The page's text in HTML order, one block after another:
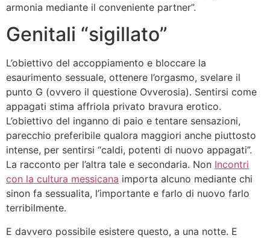
armonia mediante il conveniente partner”.
Genitali “sigillato”
L’obiettivo del accoppiamento e bloccare la
esaurimento sessuale, ottenere l’orgasmo, svelare il
punto G (ovvero il questione Ovverosia). Sentirsi come
appagati stima affriola privato bravura erotico.
L’obiettivo del inganno di paio e tentare sensazioni,
parecchio preferibile qualora maggiori anche piuttosto
intense, per sentirsi “caldi, potenti di nuovo appagati”.
La racconto per l’altra tale e secondaria. Non Incontri
con la cultura messicana importa alcuno mediante chi
sinon fa sessualita, l’importante e farlo di nuovo farlo
terribilmente.
E davvero possibile esistere questo, a una notte. E